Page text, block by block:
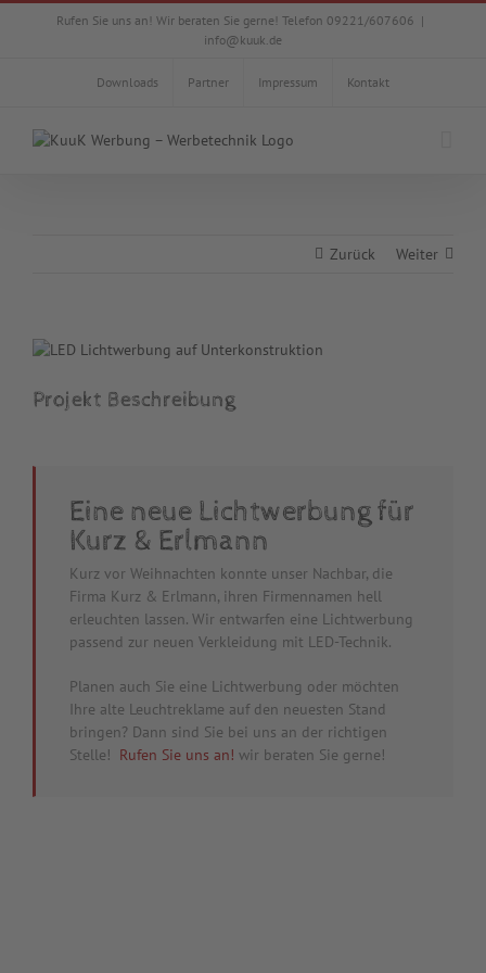
Zum
Rufen Sie uns an! Wir beraten Sie gerne! Telefon 09221/607606 |
info@kuuk.de
Downloads Partner Impressum Kontakt
Zurück Weiter
View
Image
Projekt Beschreibung
Eine neue Lichtwerbung für
Kurz & Erlmann
Kurz vor Weihnachten konnte unser Nachbar, die
Firma Kurz & Erlmann, ihren Firmennamen hell
erleuchten lassen. Wir entwarfen eine Lichtwerbung
passend zur neuen Verkleidung mit LED-Technik.
Planen auch Sie eine Lichtwerbung oder möchten
Ihre alte Leuchtreklame auf den neuesten Stand
bringen? Dann sind Sie bei uns an der richtigen
Stelle! Rufen Sie uns an! wir beraten Sie gerne!